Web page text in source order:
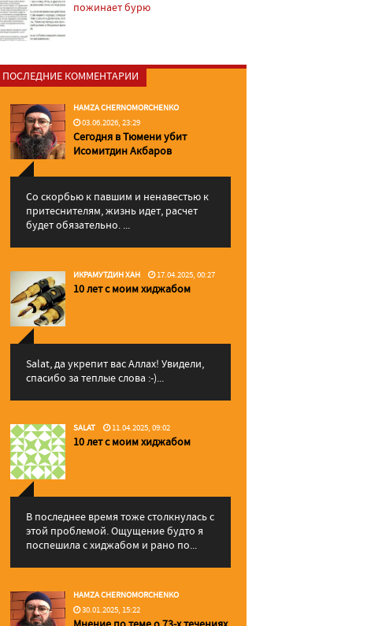
пожинает бурю
ПОСЛЕДНИЕ КОММЕНТАРИИ
HAMZA CHERNOMORCHENKO
03.06.2026, 23:29
Сегодня в Тюмени убит
Исомитдин Акбаров
Со скорбью к павшим и ненавестью к
притеснителям, жизнь идет, расчет
будет обязательно. ...
ИКРАМУТДИН ХАН 17.04.2025, 00:27
10 лет с моим хиджабом
Salat, да укрепит вас Аллаx! Увидели,
спасибо за теплые слова :-)...
SALAT 11.04.2025, 09:02
10 лет с моим хиджабом
В последнее время тоже столкнулась с
этой проблемой. Ощущение будто я
поспешила с хиджабом и рано по...
HAMZA CHERNOMORCHENKO
30.01.2025, 15:22